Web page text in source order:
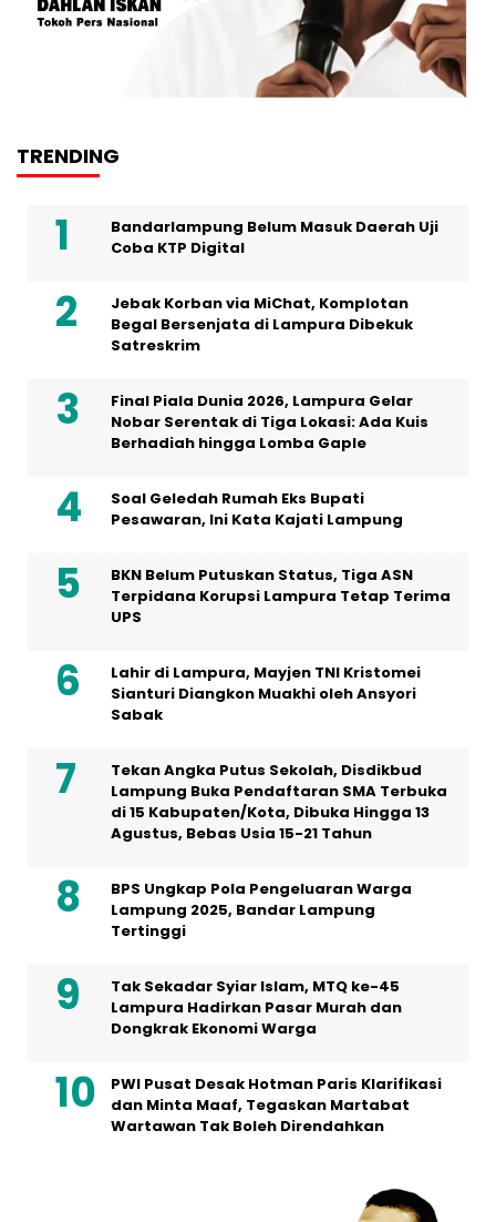
TRENDING
Bandarlampung Belum Masuk Daerah Uji
Coba KTP Digital
Jebak Korban via MiChat, Komplotan
Begal Bersenjata di Lampura Dibekuk
Satreskrim
Final Piala Dunia 2026, Lampura Gelar
Nobar Serentak di Tiga Lokasi: Ada Kuis
Berhadiah hingga Lomba Gaple
Soal Geledah Rumah Eks Bupati
Pesawaran, Ini Kata Kajati Lampung
BKN Belum Putuskan Status, Tiga ASN
Terpidana Korupsi Lampura Tetap Terima
UPS
Lahir di Lampura, Mayjen TNI Kristomei
Sianturi Diangkon Muakhi oleh Ansyori
Sabak
Tekan Angka Putus Sekolah, Disdikbud
Lampung Buka Pendaftaran SMA Terbuka
di 15 Kabupaten/Kota, Dibuka Hingga 13
Agustus, Bebas Usia 15-21 Tahun
BPS Ungkap Pola Pengeluaran Warga
Lampung 2025, Bandar Lampung
Tertinggi
Tak Sekadar Syiar Islam, MTQ ke-45
Lampura Hadirkan Pasar Murah dan
Dongkrak Ekonomi Warga
PWI Pusat Desak Hotman Paris Klarifikasi
dan Minta Maaf, Tegaskan Martabat
Wartawan Tak Boleh Direndahkan